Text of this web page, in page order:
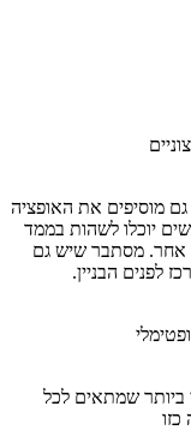
מוסיפים את האופציה
יוכלו לשהות בממד
אחר. מסתבר שיש גם
לפנים הבניין.
ביותר שמתאים לכל